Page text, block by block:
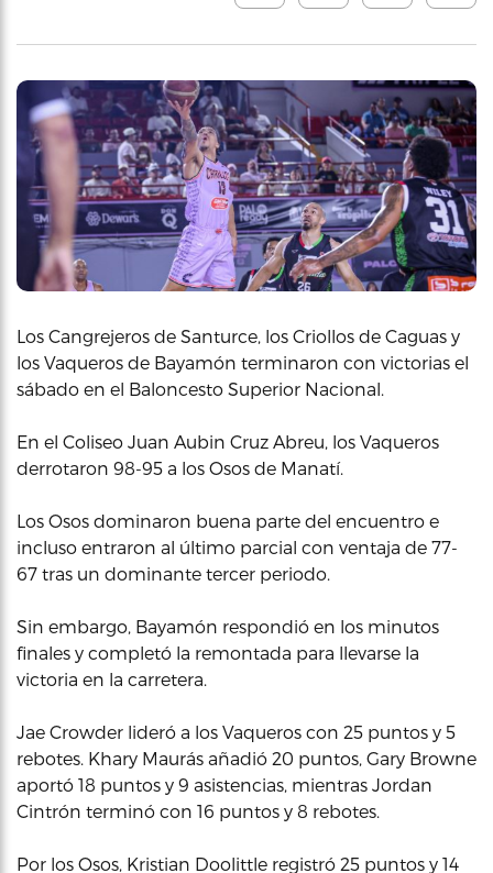
Los Cangrejeros de Santurce, los Criollos de Caguas y
los Vaqueros de Bayamón terminaron con victorias el
sábado en el Baloncesto Superior Nacional.
En el Coliseo Juan Aubin Cruz Abreu, los Vaqueros
derrotaron 98-95 a los Osos de Manatí.
Los Osos dominaron buena parte del encuentro e
incluso entraron al último parcial con ventaja de 77-
67 tras un dominante tercer periodo.
Sin embargo, Bayamón respondió en los minutos
finales y completó la remontada para llevarse la
victoria en la carretera.
Jae Crowder lideró a los Vaqueros con 25 puntos y 5
rebotes. Khary Maurás añadió 20 puntos, Gary Browne
aportó 18 puntos y 9 asistencias, mientras Jordan
Cintrón terminó con 16 puntos y 8 rebotes.
Por los Osos, Kristian Doolittle registró 25 puntos y 14